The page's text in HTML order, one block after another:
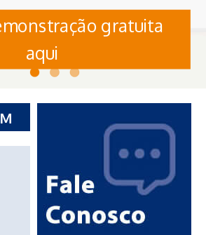
gratuita
aqui